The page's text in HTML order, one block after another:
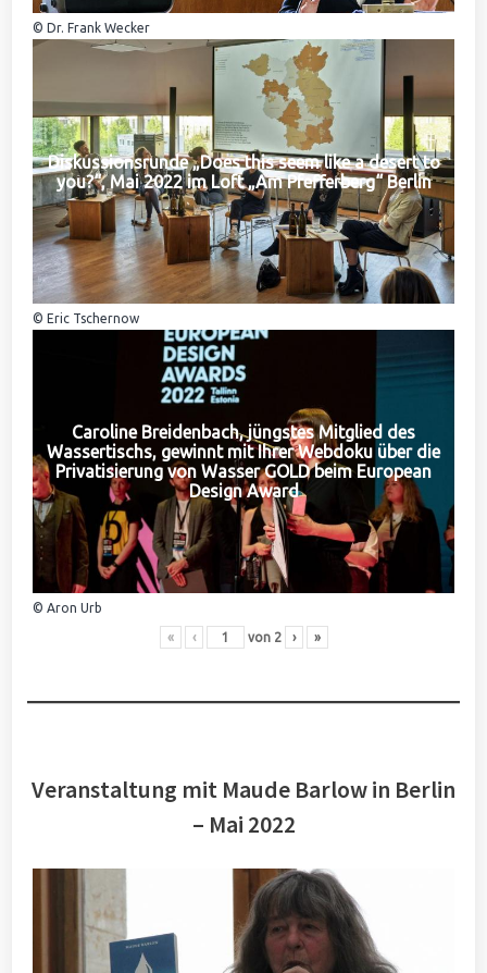
© Dr. Frank Wecker
Diskussionsrunde „Does this seem like a desert to
you?“, Mai 2022 im Loft „Am Pfefferberg“ Berlin
© Eric Tschernow
Caroline Breidenbach, jüngstes Mitglied des
Wassertischs, gewinnt mit Ihrer Webdoku über die
Privatisierung von Wasser GOLD beim European
Design Award
© Aron Urb
« ‹ von 2 › »
Veranstaltung mit Maude Barlow in Berlin
– Mai 2022